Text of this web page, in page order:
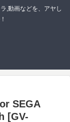
,動画などを、アヤし
SEGA
[GV-